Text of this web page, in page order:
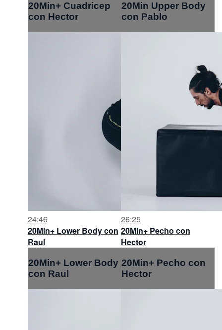
20Min+ Cuadricep
con Hector
20Min Upper Body
con Pablo
24:46
20Min+ Lower Body con
Raul
20Min+ Lower Body
con Raul
26:25
20Min+ Pecho con
Hector
20Min+ Pecho con
Hector